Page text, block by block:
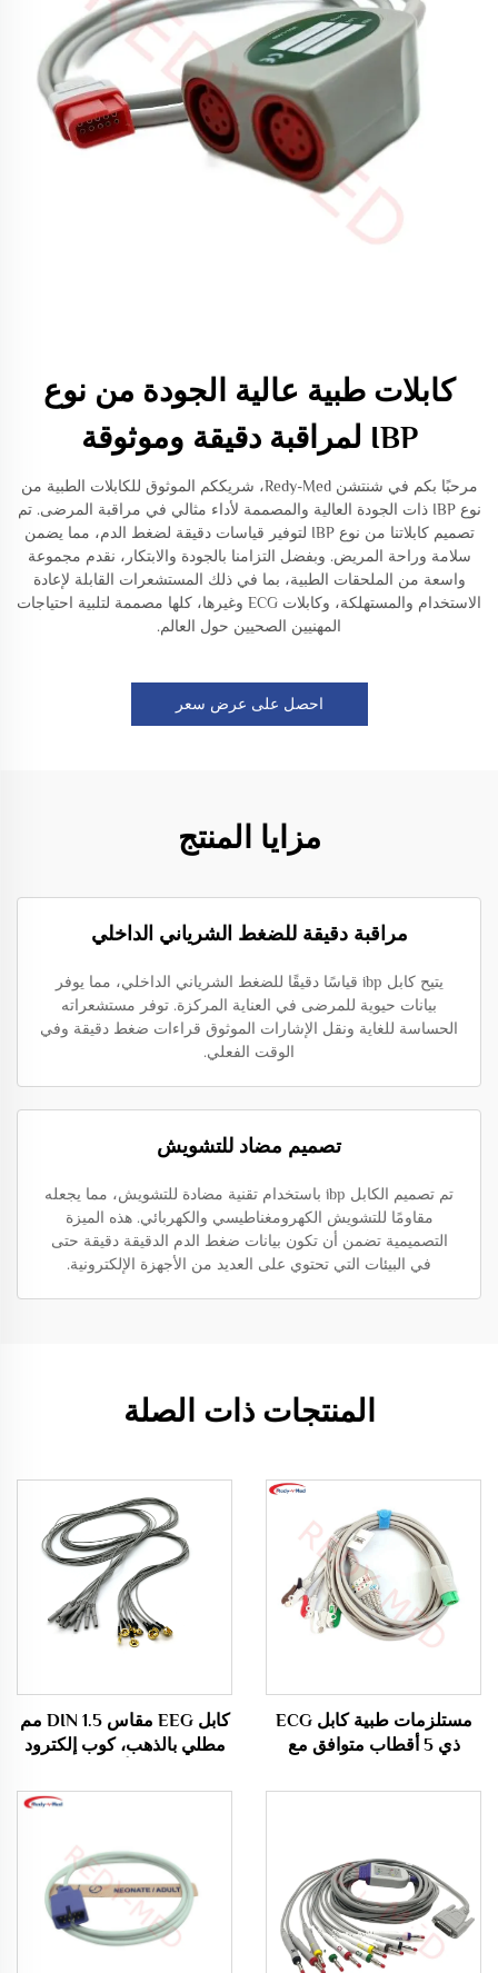
كابلات طبية عالية الجودة من نوع
IBP لمراقبة دقيقة وموثوقة
مرحبًا بكم في شنتشن Redy-Med، شريككم الموثوق للكابلات الطبية من
نوع IBP ذات الجودة العالية والمصممة لأداء مثالي في مراقبة المرضى. تم
تصميم كابلاتنا من نوع IBP لتوفير قياسات دقيقة لضغط الدم، مما يضمن
سلامة وراحة المريض. وبفضل التزامنا بالجودة والابتكار، نقدم مجموعة
واسعة من الملحقات الطبية، بما في ذلك المستشعرات القابلة لإعادة
الاستخدام والمستهلكة، وكابلات ECG وغيرها، كلها مصممة لتلبية احتياجات
المهنيين الصحيين حول العالم.
احصل على عرض سعر
مزايا المنتج
مراقبة دقيقة للضغط الشرياني الداخلي
يتيح كابل ibp قياسًا دقيقًا للضغط الشرياني الداخلي، مما يوفر
بيانات حيوية للمرضى في العناية المركزة. توفر مستشعراته
الحساسة للغاية ونقل الإشارات الموثوق قراءات ضغط دقيقة وفي
الوقت الفعلي.
تصميم مضاد للتشويش
تم تصميم الكابل ibp باستخدام تقنية مضادة للتشويش، مما يجعله
مقاومًا للتشويش الكهرومغناطيسي والكهربائي. هذه الميزة
التصميمية تضمن أن تكون بيانات ضغط الدم الدقيقة دقيقة حتى
في البيئات التي تحتوي على العديد من الأجهزة الإلكترونية.
المنتجات ذات الصلة
مستلزمات طبية كابل ECG
ذي 5 أقطاب متوافق مع
AHA/IEC
كابل EEG مقاس DIN 1.5 مم
مطلي بالذهب، كوب إلكترود